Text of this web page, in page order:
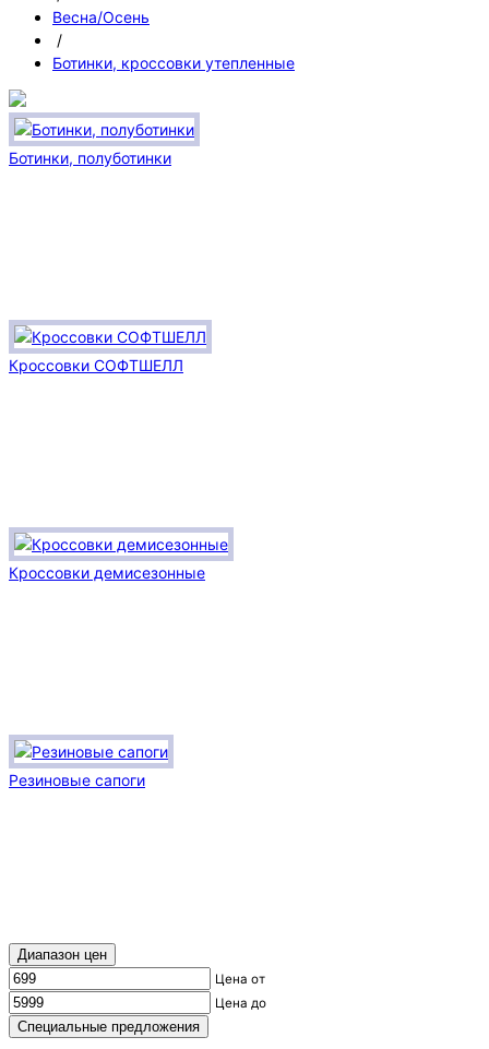
Весна/Осень
/
Ботинки, кроссовки утепленные
Ботинки, полуботинки
Кроссовки СОФТШЕЛЛ
Кроссовки демисезонные
Резиновые сапоги
Диапазон цен
Цена от
Цена до
Специальные предложения